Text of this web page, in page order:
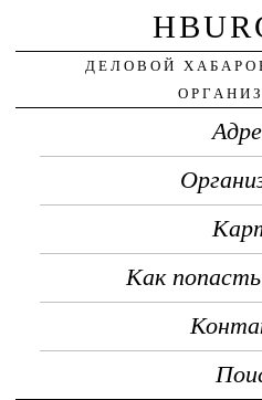
ДЕЛОВОЙ
Как